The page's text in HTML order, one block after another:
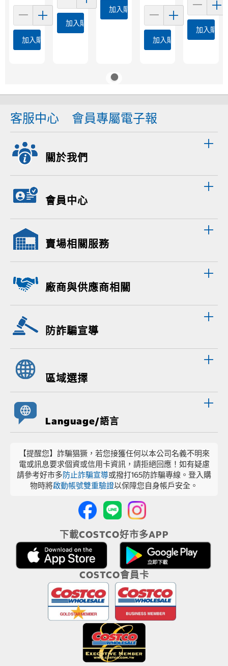
加入購物車
加入購物車
加入購物車
加入購物車
加入購物
客服中心 會員專屬電子報
關於我們
會員中心
賣場相關服務
廠商與供應商相關
防詐騙宣導
區域選擇
Language/語言
【提醒您】詐騙猖獗，若您接獲任何以本公司名義不明來
電或訊息要求個資或信用卡資訊，請拒絕回應！如有疑慮
請參考好市多防止詐騙宣導或撥打165防詐騙專線。登入購
物時將啟動帳號雙重驗證以保障您自身帳戶安全。
下載COSTCO好市多APP
COSTCO會員卡